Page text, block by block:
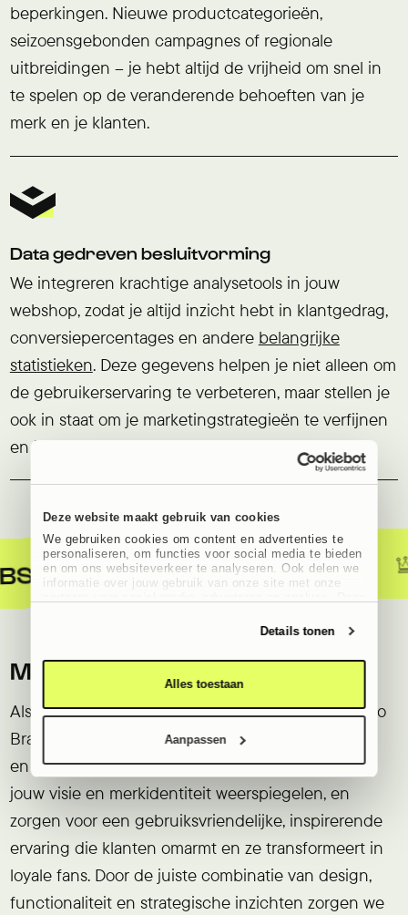
Deze website maakt gebruik van cookies
We gebruiken cookies om content en advertenties te
personaliseren, om functies voor social media te bieden
en om ons websiteverkeer te analyseren. Ook delen we
informatie over jouw gebruik van onze site met onze
informatie die jij aan ze heeft verstrekt of die ze hebben
Details tonen
Alles toestaan
Aanpassen
beperkingen. Nieuwe productcategorieën,
seizoensgebonden campagnes of regionale
uitbreidingen – je hebt altijd de vrijheid om snel in
te spelen op de veranderende behoeften van je
merk en je klanten.
Data gedreven besluitvorming
We integreren krachtige analysetools in jouw
webshop, zodat je altijd inzicht hebt in klantgedrag,
conversiepercentages en andere belangrijke
statistieken. Deze gegevens helpen je niet alleen om
de gebruikerservaring te verbeteren, maar stellen je
ook in staat om je marketingstrategieën te verfijnen
en je aanbod te optimaliseren.
CRM KOPPELINGEN 👑
Meer dan producten
Als WooCommerce specialistbouwen we bij Studio
Brabo webshops die jouw merk tot leven brengen
en klanten inspireren. We bouwen platforms die
jouw visie en merkidentiteit weerspiegelen, en
zorgen voor een gebruiksvriendelijke, inspirerende
ervaring die klanten omarmt en ze transformeert in
loyale fans. Door de juiste combinatie van design,
functionaliteit en strategische inzichten zorgen we